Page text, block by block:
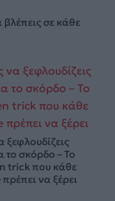
σε κάθε
ξεφλουδίζεις
το σκόρδο – Το
trick που κάθε
να ξέρει